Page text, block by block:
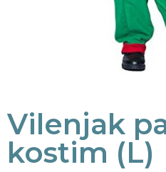
Vilenjak
kostim (L)